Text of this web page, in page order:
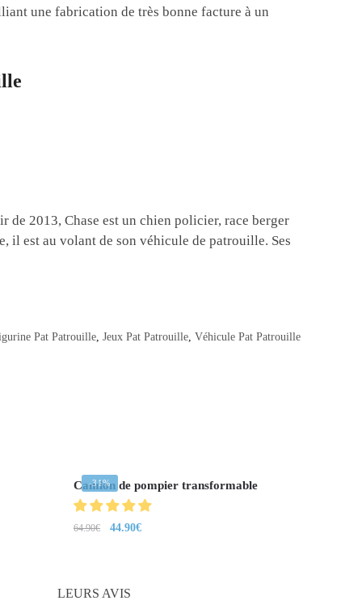
une fabrication de très bonne facture à un
de 2013, Chase est un chien policier, race berger
il est au volant de son véhicule de patrouille. Ses
Pat Patrouille Jeux Pat Patrouille Véhicule Pat Patrouille
-31%
Camion de pompier transformable
64.90€ 44.90€
LEURS AVIS